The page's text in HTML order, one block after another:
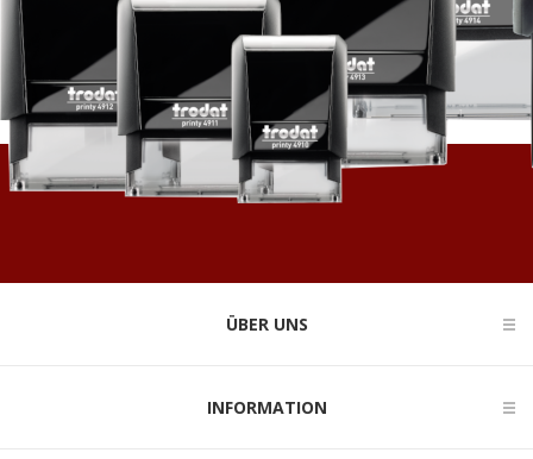
ÜBER UNS
INFORMATION